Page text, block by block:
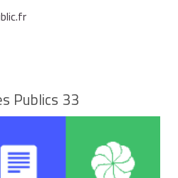
indemnités
du RSA tient compte
Publics 33